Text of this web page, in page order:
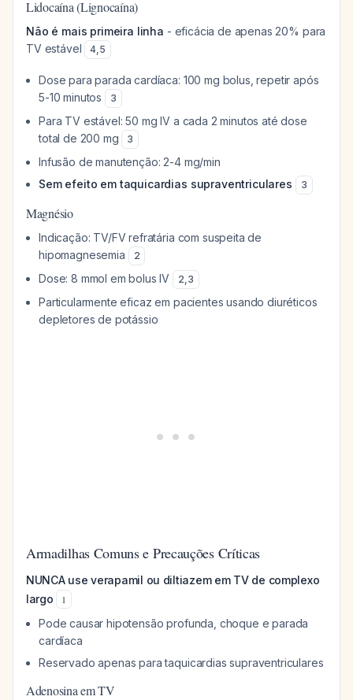
Lidocaína (Lignocaína)
Não é mais primeira linha - eficácia de apenas 20% para
TV estável
4,5
Dose para parada cardíaca: 100 mg bolus, repetir após
5-10 minutos
3
Para TV estável: 50 mg IV a cada 2 minutos até dose
total de 200 mg
3
Infusão de manutenção: 2-4 mg/min
Sem efeito em taquicardias supraventriculares
3
Magnésio
Indicação: TV/FV refratária com suspeita de
hipomagnesemia
2
Dose: 8 mmol em bolus IV 2,3
Particularmente eficaz em pacientes usando diuréticos
depletores de potássio
Armadilhas Comuns e Precauções Críticas
NUNCA use verapamil ou diltiazem em TV de complexo
largo
1
Pode causar hipotensão profunda, choque e parada
cardíaca
Reservado apenas para taquicardias supraventriculares
Adenosina em TV